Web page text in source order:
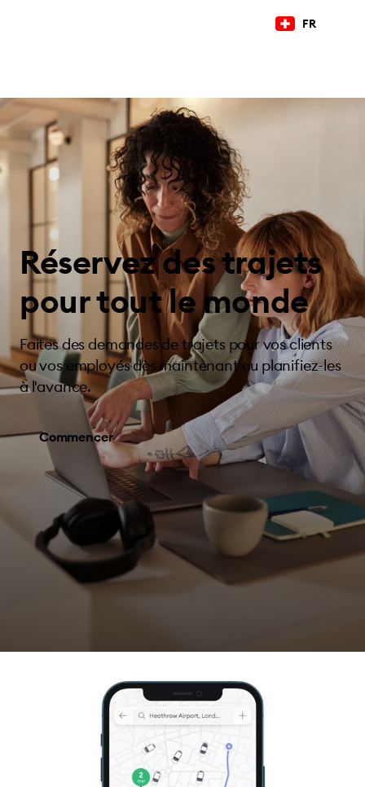
FR
Réservez des trajets
pour tout le monde
Faites des demandes de trajets pour vos clients
ou vos employés dès maintenant ou planifiez-les
à l'avance.
Commencer